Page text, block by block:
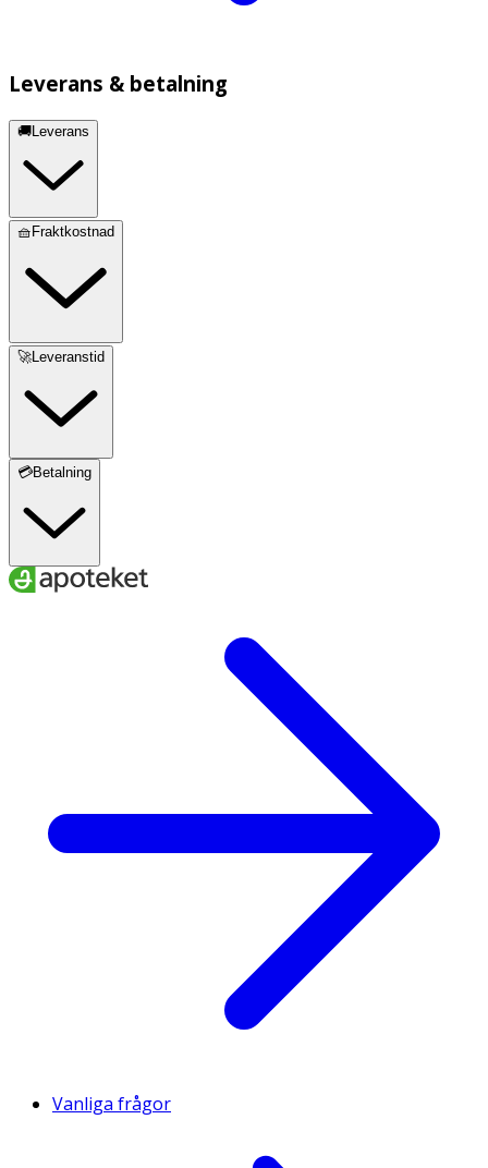
Leverans & betalning
🚚Leverans
🧺Fraktkostnad
🚀Leveranstid
💳Betalning
Vanliga frågor